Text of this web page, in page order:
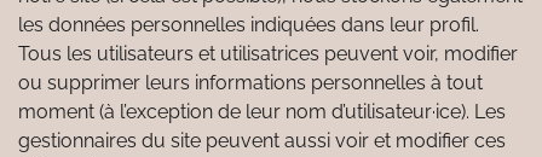
les données personnelles indiquées dans leur profil.
Tous les utilisateurs et utilisatrices peuvent voir, modifier
ou supprimer leurs informations personnelles à tout
moment (à l’exception de leur nom d’utilisateur·ice). Les
gestionnaires du site peuvent aussi voir et modifier ces